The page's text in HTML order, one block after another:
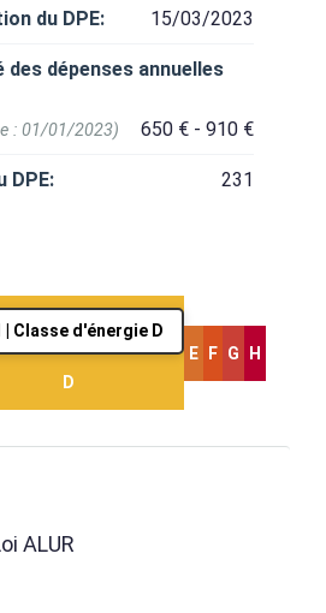
du DPE:
15/03/2023
dépenses annuelles
650 € - 910 €
: 01/01/2023)
DPE: 231
| Classe d'énergie D
D
E F G H
ALUR